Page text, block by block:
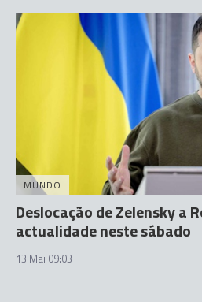
MUNDO
Deslocação de Zelensky a
actualidade neste sábado
13 Mai 09:03